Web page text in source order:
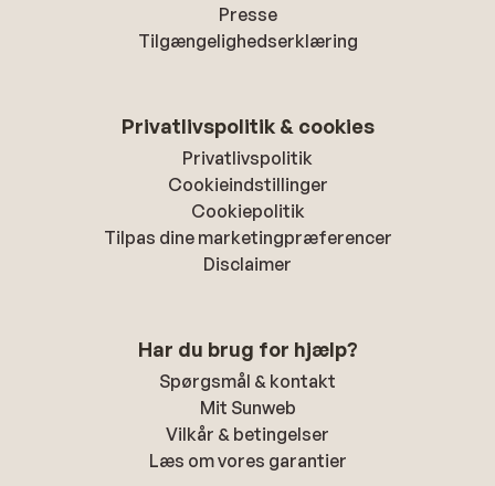
Presse
Tilgængelighedserklæring
Privatlivspolitik & cookies
Privatlivspolitik
Cookieindstillinger
Cookiepolitik
Tilpas dine marketingpræferencer
Disclaimer
Har du brug for hjælp?
Spørgsmål & kontakt
Mit Sunweb
Vilkår & betingelser
Læs om vores garantier